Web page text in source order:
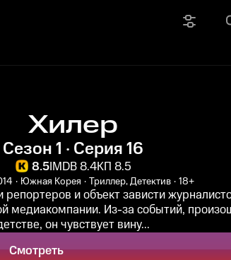
Хилер
Сезон 1 · Серия 16
8.5IMDB 8.4КП 8.5
Южная Корея Триллер, Детектив 18+
и объект зависти
медиакомпании. Из-за событий,
он чувствует вину...
Смотреть